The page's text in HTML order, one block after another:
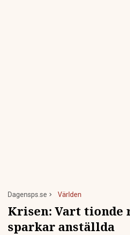
Dagensps.se Världen
Krisen: Vart tionde
sparkar anställda